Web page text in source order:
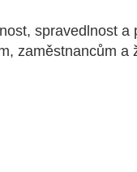
spravedlnost a
zaměstnancům a